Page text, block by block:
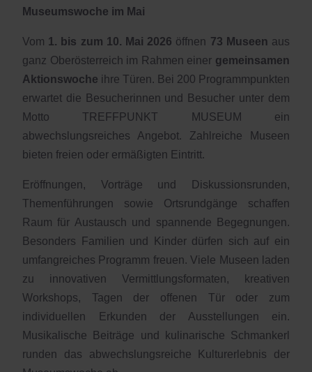
Museumswoche im Mai
Vom 1. bis zum 10. Mai 2026 öffnen 73 Museen aus
ganz Oberösterreich im Rahmen einer gemeinsamen
Aktionswoche ihre Türen. Bei 200 Programmpunkten
erwartet die Besucherinnen und Besucher unter dem
Motto TREFFPUNKT MUSEUM ein
abwechslungsreiches Angebot. Zahlreiche Museen
bieten freien oder ermäßigten Eintritt.
Eröffnungen, Vorträge und Diskussionsrunden,
Themenführungen sowie Ortsrundgänge schaffen
Raum für Austausch und spannende Begegnungen.
Besonders Familien und Kinder dürfen sich auf ein
umfangreiches Programm freuen. Viele Museen laden
zu innovativen Vermittlungsformaten, kreativen
Workshops, Tagen der offenen Tür oder zum
individuellen Erkunden der Ausstellungen ein.
Musikalische Beiträge und kulinarische Schmankerl
runden das abwechslungsreiche Kulturerlebnis der